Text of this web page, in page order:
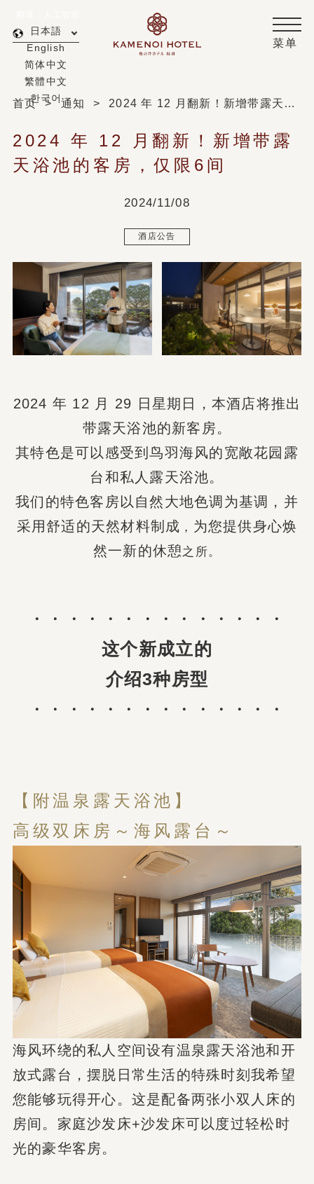
菜单
日本語
English
简体中文
繁體中文
한국어
首页 通知 2024 年 12 月翻新！新增带露天浴池的客房，仅限6间
2024 年 12 月翻新！新增带露
天浴池的客房，仅限6间
2024/11/08
酒店公告
2024 年 12 月 29 日星期日，本酒店将推出
带露天浴池的新客房。
其特色是可以感受到鸟羽海风的宽敞花园露
台和私人露天浴池。
我们的特色客房以自然大地色调为基调，并
采用舒适的天然材料制成 ， 为您提供身心焕
然一新的休憩之所。
・・・・・・・・・・・・・・
这个新成立的
介绍3种房型
・・・・・・・・・・・・・・
【附温泉露天浴池】
高级双床房～海风露台～
海风环绕的私人空间设有温泉露天浴池和开
放式露台，摆脱日常生活的特殊时刻我希望
您能够玩得开心。 这是配备两张小双人床的
房间。 家庭沙发床+沙发床可以度过轻松时
光的豪华客房。